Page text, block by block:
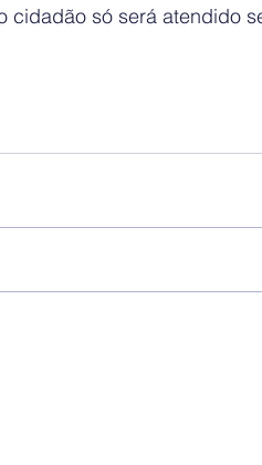
cidadão só será atendido